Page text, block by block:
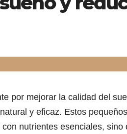
por mejorar la calidad del
y eficaz. Estos
nutrientes esenciales,